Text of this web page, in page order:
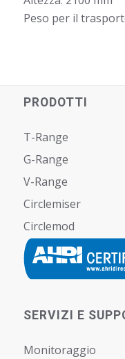
Peso per il
PRODOTTI
T-Range
G-Range
V-Range
Circlemiser
Circlemod
SERVIZI E
Monitoraggio